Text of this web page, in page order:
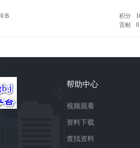
0 B 积分
贡献 0
帮助中心
视频观看
资料下载
查找资料